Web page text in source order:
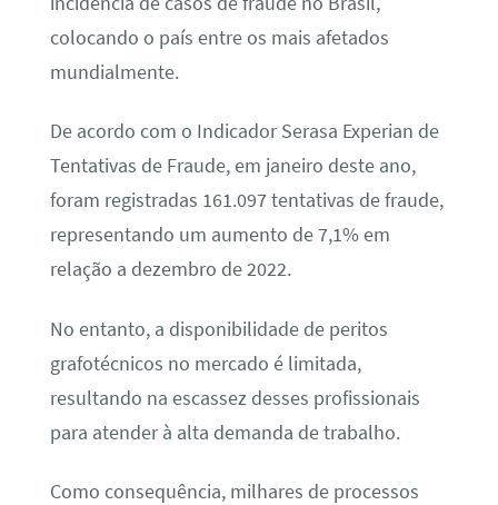
colocando o país entre os mais afetados
mundialmente.
De acordo com o Indicador Serasa Experian de
Tentativas de Fraude, em janeiro deste ano,
foram registradas 161.097 tentativas de fraude,
representando um aumento de 7,1% em
relação a dezembro de 2022.
No entanto, a disponibilidade de peritos
grafotécnicos no mercado é limitada,
resultando na escassez desses profissionais
para atender à alta demanda de trabalho.
Como consequência, milhares de processos